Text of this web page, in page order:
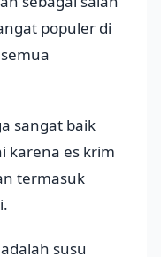
populer di
sangat baik
karena es krim
termasuk
susu